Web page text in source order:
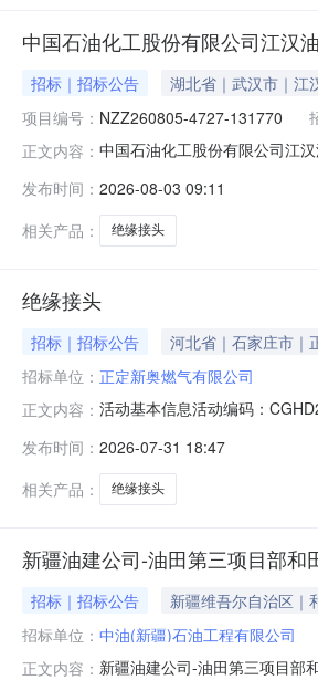
中国石油化工股份有限公司江汉
招标｜招标公告 湖北省｜武汉市｜江
项目编号： NZZ260805-4727-131770
正文内容： 中国石油化工股份有限公司江
接头\PN63DN150L360NSY/
发布时间： 2026-08-03 09:11
相关产品：
绝缘接头
绝缘接头
招标｜招标公告 河北省｜石家庄市｜
招标单位： 正定新奥燃气有限公司
正文内容： 活动基本信息活动编码：
人：赵西娜15631128864项目
发布时间： 2026-07-31 18:47
相关产品：
绝缘接头
新疆油建公司-油田第三项目部
招标｜招标公告 新疆维吾尔自治区｜
招标单位： 中油(新疆)石油工程有限公司
正文内容： 新疆油建公司-油田第三项目部